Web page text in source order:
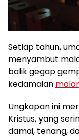
Setiap tahun,
menyambut
balik gegap
kedamaian
Ungkapan ini
Kristus, yang
damai, tenang,